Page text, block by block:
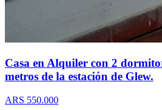
Casa en Alquiler con 2
metros de la estación de Glew.
ARS 550.000